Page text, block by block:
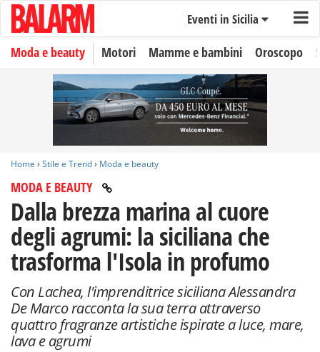
Eventi in Sicilia
Moda e beauty Motori Mamme e bambini Oroscopo
Home › Stile e Trend› Moda e beauty
MODA E BEAUTY
Dalla brezza marina al cuore
degli agrumi: la siciliana che
trasforma l'Isola in profumo
Con Lachea, l'imprenditrice siciliana Alessandra
De Marco racconta la sua terra attraverso
quattro fragranze artistiche ispirate a luce, mare,
lava e agrumi